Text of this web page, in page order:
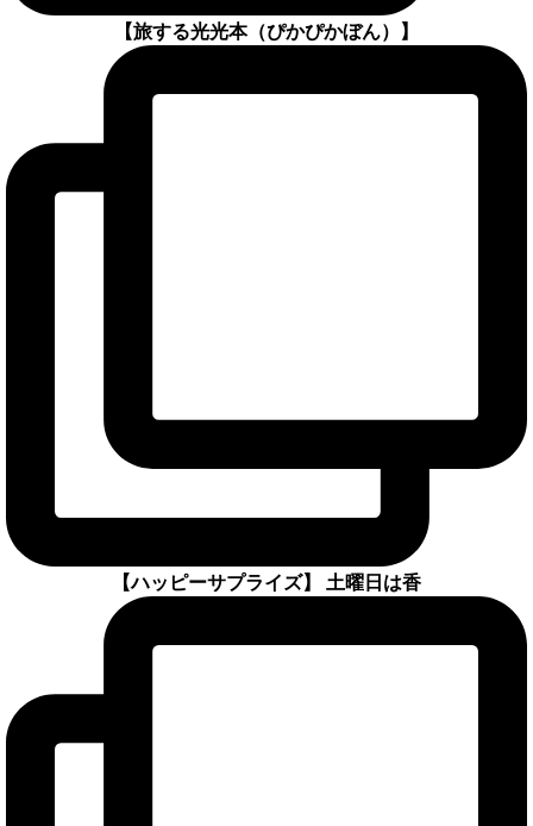
【旅する光光本（ぴかぴかぼん）】
【ハッピーサプライズ】 土曜日は香